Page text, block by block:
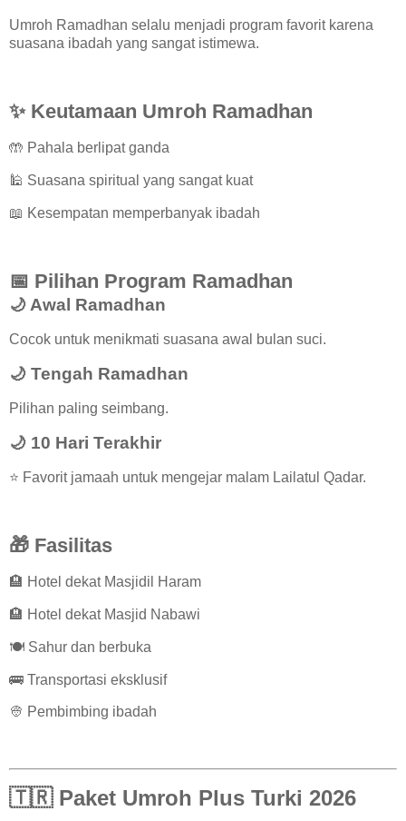
Umroh Ramadhan selalu menjadi program favorit karena
suasana ibadah yang sangat istimewa.
✨ Keutamaan Umroh Ramadhan
🤲 Pahala berlipat ganda
🕌 Suasana spiritual yang sangat kuat
📖 Kesempatan memperbanyak ibadah
📅 Pilihan Program Ramadhan
🌙 Awal Ramadhan
Cocok untuk menikmati suasana awal bulan suci.
🌙 Tengah Ramadhan
Pilihan paling seimbang.
🌙 10 Hari Terakhir
⭐ Favorit jamaah untuk mengejar malam Lailatul Qadar.
🎁 Fasilitas
🏨 Hotel dekat Masjidil Haram
🏨 Hotel dekat Masjid Nabawi
🍽️ Sahur dan berbuka
🚌 Transportasi eksklusif
👳 Pembimbing ibadah
🇹🇷 Paket Umroh Plus Turki 2026